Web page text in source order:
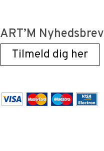
ART’M Nyhedsbrev
Tilmeld dig her